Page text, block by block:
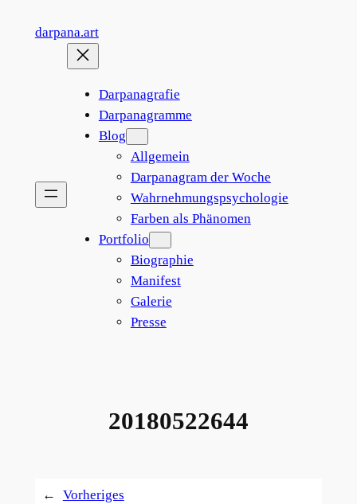
Inhaltdarpana.art
Darpanagrafie
Darpanagramme
Blog
Allgemein
Darpanagram der Woche
Wahrnehmungspsychologie
Farben als Phänomen
Portfolio
Biographie
Manifest
Galerie
Presse
20180522644
←
Vorheriges